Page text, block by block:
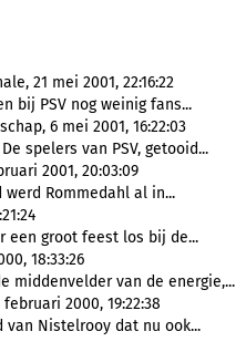
21 mei 2001, 22:16:22
bij PSV nog weinig fans...
6 mei 2001, 16:22:03
spelers van PSV, getooid...
2001, 20:03:09
werd Rommedahl al in...
een groot feest los bij de...
18:33:26
middenvelder van de energie,...
2000, 19:22:38
van Nistelrooy dat nu ook...